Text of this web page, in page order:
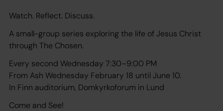
Watch. Reflect. Discuss.
A small-group series exploring the life of Jesus Christ
through The Chosen.
Every second Wednesday 7:30–9:00 PM
From Ash Wednesday February 18 until June 10.
In Finn auditorium, Domkyrkoforum in Lund
Come and See!